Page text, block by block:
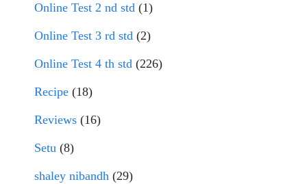
Online Test 2 nd std (1)
Online Test 3 rd std (2)
Online Test 4 th std (226)
Recipe (18)
Reviews (16)
Setu (8)
shaley nibandh (29)